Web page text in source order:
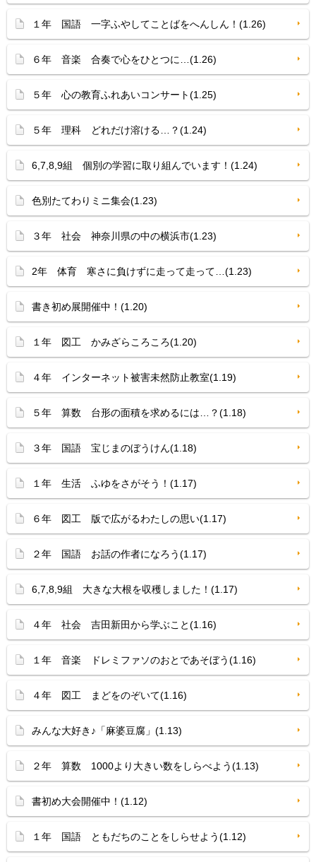
１年 国語 一字ふやしてことばをへんしん！(1.26)
６年 音楽 合奏で心をひとつに…(1.26)
５年 心の教育ふれあいコンサート(1.25)
５年 理科 どれだけ溶ける…？(1.24)
6,7,8,9組 個別の学習に取り組んでいます！(1.24)
色別たてわりミニ集会(1.23)
３年 社会 神奈川県の中の横浜市(1.23)
2年 体育 寒さに負けずに走って走って…(1.23)
書き初め展開催中！(1.20)
１年 図工 かみざらころころ(1.20)
４年 インターネット被害未然防止教室(1.19)
５年 算数 台形の面積を求めるには…？(1.18)
３年 国語 宝じまのぼうけん(1.18)
１年 生活 ふゆをさがそう！(1.17)
６年 図工 版で広がるわたしの思い(1.17)
２年 国語 お話の作者になろう(1.17)
6,7,8,9組 大きな大根を収穫しました！(1.17)
４年 社会 吉田新田から学ぶこと(1.16)
１年 音楽 ドレミファソのおとであそぼう(1.16)
４年 図工 まどをのぞいて(1.16)
みんな大好き♪「麻婆豆腐」(1.13)
２年 算数 1000より大きい数をしらべよう(1.13)
書初め大会開催中！(1.12)
１年 国語 ともだちのことをしらせよう(1.12)